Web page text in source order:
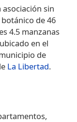
asociación sin
de 46
4.5 manzanas
en el
de
La Libertad.